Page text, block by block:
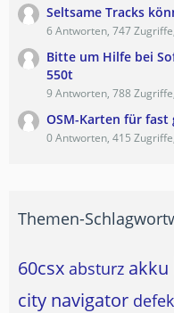
Seltsame Tracks
6 Antworten, 747
Bitte um Hilfe bei
550t
9 Antworten, 788
OSM-Karten für fast
0 Antworten, 415
Themen-
60csx absturz akku
city navigator